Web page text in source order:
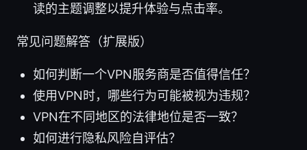
读的主题调整以提升体验与点击率。
常见问题解答（扩展版）
如何判断一个VPN服务商是否值得信任？
使用VPN时，哪些行为可能被视为违规？
VPN在不同地区的法律地位是否一致？
如何进行隐私风险自评估？